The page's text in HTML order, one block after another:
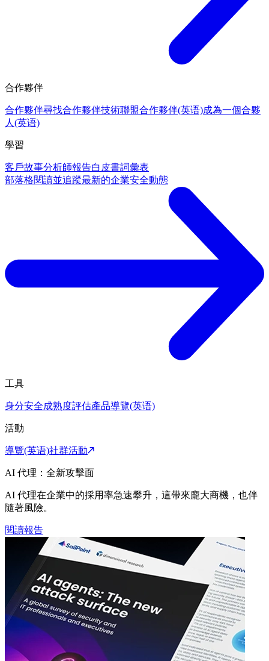
合作夥伴
合作夥伴尋找合作夥伴技術聯盟合作夥伴(英语)成為一個合夥
人(英语)
學習
客戶故事分析師報告白皮書詞彙表
部落格閱讀並追蹤最新的企業安全動態
工具
身分安全成熟度評估產品導覽(英语)
活動
導覽(英语)社群活動
AI 代理：全新攻擊面
AI 代理在企業中的採用率急速攀升，這帶來龐大商機，也伴
隨著風險。
閱讀報告